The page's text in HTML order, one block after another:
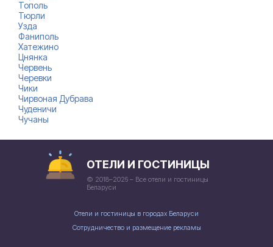
Тополь
Тюрли
Узда
Фаниполь
Хатежино
Цнянка
Червень
Черевки
Чики
Чирвоная Дубрава
Чуденичи
Чучаны
ОТЕЛИ И ГОСТИНИЦЫ
© 2018–2026 – Все отели и гостиницы
Беларуси
Отели и гостиницы в городах Беларуси
Сотрудничество и размещение рекламы